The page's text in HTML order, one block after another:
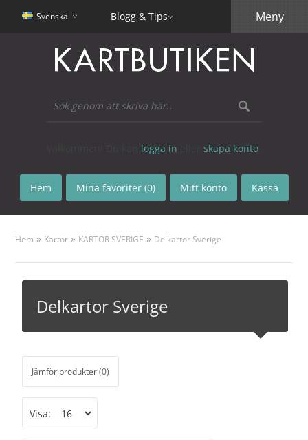
Svenska Blogg & Tips
logga in skapa konto
Hem Mina favoriter (0) Mitt konto Kassa
Meny
Hem » Kartor » KARTOR SVERIGE » Delkartor Sverige
Delkartor Sverige
Jämför produkter (0)
Visa: